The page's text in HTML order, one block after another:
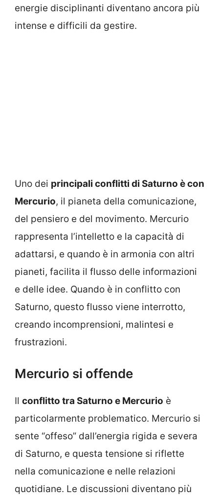
energie disciplinanti diventano ancora più
intense e difficili da gestire.
Uno dei principali conflitti di Saturno è con
Mercurio, il pianeta della comunicazione,
del pensiero e del movimento. Mercurio
rappresenta l’intelletto e la capacità di
adattarsi, e quando è in armonia con altri
pianeti, facilita il flusso delle informazioni
e delle idee. Quando è in conflitto con
Saturno, questo flusso viene interrotto,
creando incomprensioni, malintesi e
frustrazioni.
Mercurio si offende
Il conflitto tra Saturno e Mercurio è
particolarmente problematico. Mercurio si
sente “offeso” dall’energia rigida e severa
di Saturno, e questa tensione si riflette
nella comunicazione e nelle relazioni
quotidiane. Le discussioni diventano più